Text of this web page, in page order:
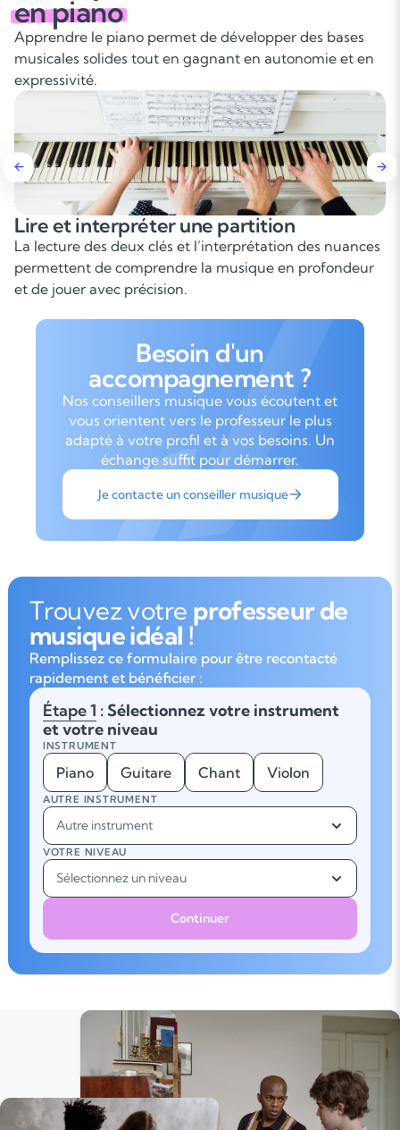
en piano
Apprendre le piano permet de développer des bases
musicales solides tout en gagnant en autonomie et en
expressivité.
une partition
deux clés et l’interprétation des nuances
de comprendre la musique en profondeur
précision.
Le piano
Besoin d'un
accompagnement ?
Nos conseillers musique vous écoutent et
vous orientent vers le professeur le plus
adapté à votre profil et à vos besoins. Un
échange suffit pour démarrer.
Je contacte un conseiller musique
Trouvez votre professeur de
musique idéal !
Remplissez ce formulaire pour être recontacté
rapidement et bénéficier :
Étape 1 : Sélectionnez votre instrument
et votre niveau
INSTRUMENT
Piano Guitare Chant Violon
AUTRE INSTRUMENT
Autre instrument
VOTRE NIVEAU
Sélectionnez un niveau
Continuer